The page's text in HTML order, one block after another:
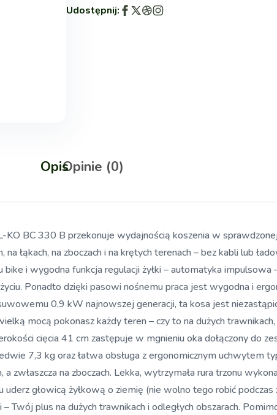
Udostępnij:
OpisOpinie (0)
BC 330 B przekonuje wydajnością koszenia w
łąkach, na zboczach i na krętych terenach – bez kabli lub
i wygodna funkcja regulacji żyłki – automatyka impulsowa
Ponadto dzięki pasowi nośnemu praca jest wygodna i
0,9 kW najnowszej generacji, ta kosa jest
mocą pokonasz każdy teren – czy to na dużych
cięcia 41 cm zastępuje w mgnieniu oka dołączony do
7,3 kg oraz łatwa obsługa z ergonomicznym uchwytem
zwłaszcza na zboczach. Lekka, wytrzymała rura trzonu
głowicą żyłkową o ziemię (nie wolno tego robić podczas
Twój plus na dużych trawnikach i odległych obszarach.